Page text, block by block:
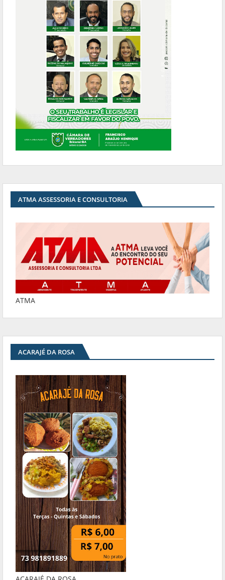
ATMA ASSESSORIA E CONSULTORIA
ATMA
ACARAJÉ DA ROSA